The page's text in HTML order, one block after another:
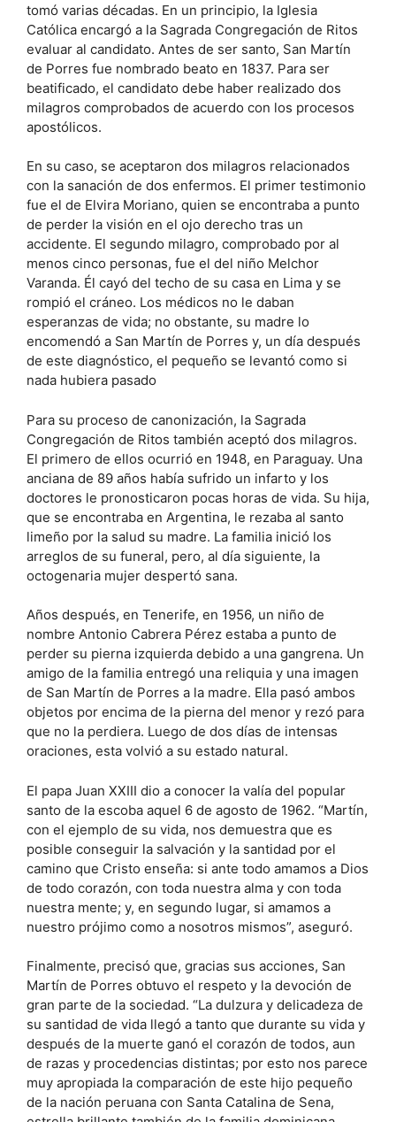
tomó varias décadas. En un principio, la Iglesia
Católica encargó a la Sagrada Congregación de Ritos
evaluar al candidato. Antes de ser santo, San Martín
de Porres fue nombrado beato en 1837. Para ser
beatificado, el candidato debe haber realizado dos
milagros comprobados de acuerdo con los procesos
apostólicos.
En su caso, se aceptaron dos milagros relacionados
con la sanación de dos enfermos. El primer testimonio
fue el de Elvira Moriano, quien se encontraba a punto
de perder la visión en el ojo derecho tras un
accidente. El segundo milagro, comprobado por al
menos cinco personas, fue el del niño Melchor
Varanda. Él cayó del techo de su casa en Lima y se
rompió el cráneo. Los médicos no le daban
esperanzas de vida; no obstante, su madre lo
encomendó a San Martín de Porres y, un día después
de este diagnóstico, el pequeño se levantó como si
nada hubiera pasado
Para su proceso de canonización, la Sagrada
Congregación de Ritos también aceptó dos milagros.
El primero de ellos ocurrió en 1948, en Paraguay. Una
anciana de 89 años había sufrido un infarto y los
doctores le pronosticaron pocas horas de vida. Su hija,
que se encontraba en Argentina, le rezaba al santo
limeño por la salud su madre. La familia inició los
arreglos de su funeral, pero, al día siguiente, la
octogenaria mujer despertó sana.
Años después, en Tenerife, en 1956, un niño de
nombre Antonio Cabrera Pérez estaba a punto de
perder su pierna izquierda debido a una gangrena. Un
amigo de la familia entregó una reliquia y una imagen
de San Martín de Porres a la madre. Ella pasó ambos
objetos por encima de la pierna del menor y rezó para
que no la perdiera. Luego de dos días de intensas
oraciones, esta volvió a su estado natural.
El papa Juan XXIII dio a conocer la valía del popular
santo de la escoba aquel 6 de agosto de 1962. “Martín,
con el ejemplo de su vida, nos demuestra que es
posible conseguir la salvación y la santidad por el
camino que Cristo enseña: si ante todo amamos a Dios
de todo corazón, con toda nuestra alma y con toda
nuestra mente; y, en segundo lugar, si amamos a
nuestro prójimo como a nosotros mismos”, aseguró.
Finalmente, precisó que, gracias sus acciones, San
Martín de Porres obtuvo el respeto y la devoción de
gran parte de la sociedad. “La dulzura y delicadeza de
su santidad de vida llegó a tanto que durante su vida y
después de la muerte ganó el corazón de todos, aun
de razas y procedencias distintas; por esto nos parece
muy apropiada la comparación de este hijo pequeño
de la nación peruana con Santa Catalina de Sena,